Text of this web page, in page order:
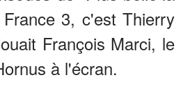
3, c'est Thierry
François Marci, le
à l'écran.